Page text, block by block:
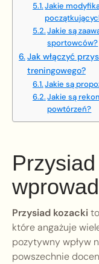
Jakie
Jakie są
sportowców?
Jak włączyć
treningowego?
Jakie są
Jakie są
powtórzeń?
Przysiad kozacki
które angażuje
pozytywny wpływ
powszechnie